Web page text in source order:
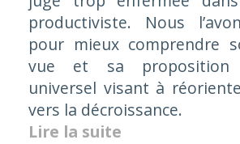
productiviste. Nous
pour mieux comprendre
vue et sa proposition
universel visant à
vers la décroissance.
Lire la suite